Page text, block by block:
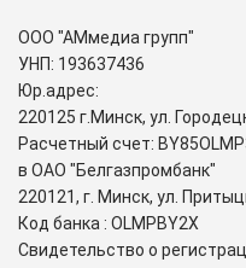
ООО "АМмедиа групп"
УНП: 193637436
Юр.адрес:
220125 г.Минск, ул.
Расчетный счет:
в ОАО "Белгазпромбанк"
220121, г. Минск, ул.
Код банка : OLMPBY2X
Свидетельство о